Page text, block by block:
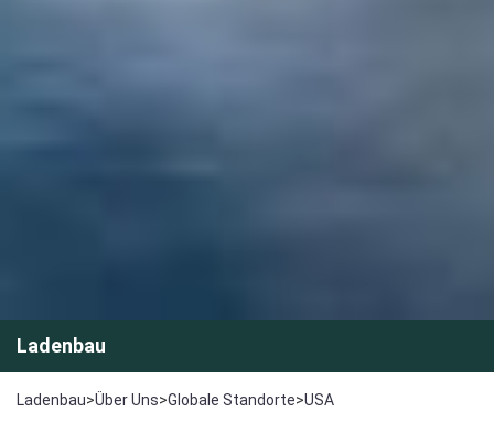
Ladenbau
Ladenbau>Über Uns>Globale Standorte>USA